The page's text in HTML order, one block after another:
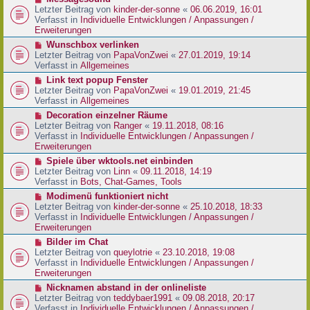
r
a
g
r
B
e
i
r
a
g
e
u
e
r
B
e
i
r
a
g
Letzter Beitrag von kinder-der-sonne « 06.06.2019, 16:01
Verfasst in Individuelle Entwicklungen / Anpassungen /
Erweiterungen
N
e
u
e
r
B
e
t
r
a
g
Wunschbox verlinken
Letzter Beitrag von PapaVonZwei « 27.01.2019, 19:14
Verfasst in Allgemeines
N
e
u
e
r
B
e
i
r
a
g
Link text popup Fenster
Letzter Beitrag von PapaVonZwei « 19.01.2019, 21:45
Verfasst in Allgemeines
N
e
u
e
r
B
e
i
r
a
g
Decoration einzelner Räume
Letzter Beitrag von Ranger « 19.11.2018, 08:16
Verfasst in Individuelle Entwicklungen / Anpassungen /
Erweiterungen
N
e
u
e
r
B
e
i
r
a
g
Spiele über wktools.net einbinden
Letzter Beitrag von Linn « 09.11.2018, 14:19
Verfasst in Bots, Chat-Games, Tools
N
e
u
e
r
B
e
i
t
a
Modimenü funktioniert nicht
Letzter Beitrag von kinder-der-sonne « 25.10.2018, 18:33
Verfasst in Individuelle Entwicklungen / Anpassungen /
Erweiterungen
N
e
u
e
r
B
e
Bilder im Chat
Letzter Beitrag von queylotrie « 23.10.2018, 19:08
Verfasst in Individuelle Entwicklungen / Anpassungen /
Erweiterungen
N
e
u
Nicknamen abstand in der onlineliste
Letzter Beitrag von teddybaer1991 « 09.08.2018, 20:17